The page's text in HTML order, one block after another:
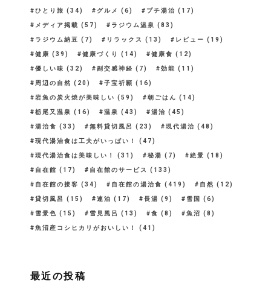
ひとり旅 (34) グルメ (6) プチ湯治 (17)
メディア掲載 (57) ラジウム温泉 (83)
ラジウム納豆 (7) リラックス (13) レビュー (19)
健康 (39) 健康づくり (14) 健康食 (12)
優しい味 (32) 副交感神経 (7) 効能 (11)
周辺の自然 (20) 子宝祈願 (16)
岩魚の炭火焼が美味しい (59) 朝ごはん (14)
栃尾又温泉 (16) 温泉 (43) 湯治 (45)
湯治食 (33) 無料貸切風呂 (23) 現代湯治 (48)
現代湯治食は工夫がいっぱい！ (47)
現代湯治食は美味しい！ (31) 秘湯 (7) 絶景 (18)
自在館 (17) 自在館のサービス (133)
自在館の接客 (34) 自在館の湯治食 (419) 自然 (12)
貸切風呂 (15) 連泊 (17) 長湯 (9) 雪国 (6)
雪景色 (15) 雪見風呂 (13) 食 (8) 魚沼 (8)
魚沼産コシヒカリがおいしい！ (41)
最近の投稿